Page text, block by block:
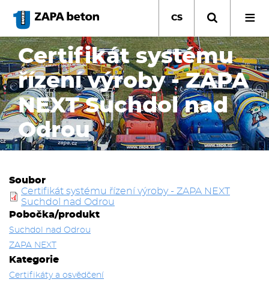
hlavnímu
obsahu
CS
Certifikát systému
řízení výroby - ZAPA
NEXT Suchdol nad
Odrou
Soubor
Certifikát systému řízení výroby - ZAPA NEXT
Suchdol nad Odrou
Pobočka/produkt
Suchdol nad Odrou
ZAPA NEXT
Kategorie
Certifikáty a osvědčení